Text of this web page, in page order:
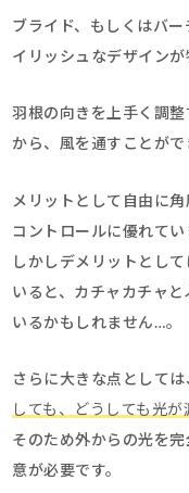
ブライド、もしくはバ
イリッシュなデザインが
羽根の向きを上手く調
から、風を通すことがで
メリットとして自由に
コントロールに優れてい
しかしデメリットとし
いると、カチャカチャ
いるかもしれません…。
さらに大きな点としては
しても、どうしても光が
そのため外からの光を
意が必要です。